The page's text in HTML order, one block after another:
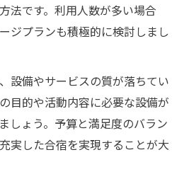
法です。利用人数が多い場合
ジプランも積極的に検討しまし
設備やサービスの質が落ちてい
目的や活動内容に必要な設備が
しょう。予算と満足度のバラン
実した合宿を実現することが大